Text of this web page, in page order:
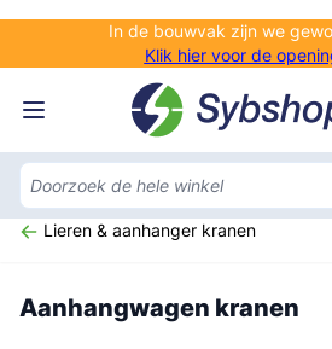
In de bouwvak zijn we
Klik hier voor de
Lieren & aanhanger kranen
Aanhangwagen kranen